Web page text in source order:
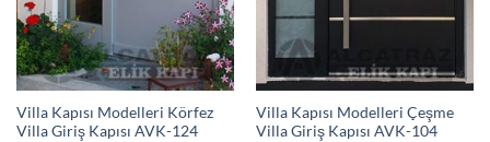
Villa Kapısı Modelleri Körfez
Villa Giriş Kapısı AVK-124
Villa Kapısı Modelleri Çeşme
Villa Giriş Kapısı AVK-104